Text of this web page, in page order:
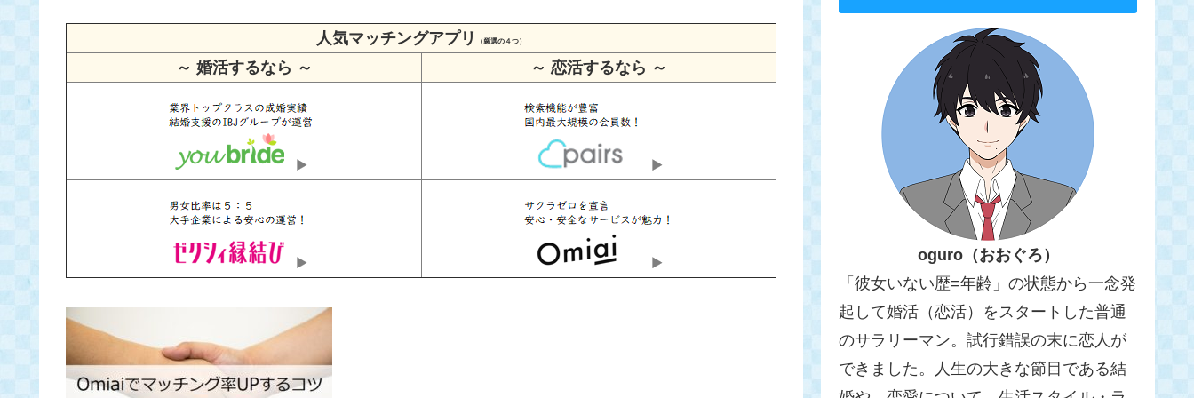
人気マッチングアプリ （厳選の４つ）
～ 婚活するなら ～ ～ 恋活するなら ～
oguro（おおぐろ）
「彼女いない歴=年齢」の状態から一念発
起して婚活（恋活）をスタートした普通
のサラリーマン。試行錯誤の末に恋人が
できました。人生の大きな節目である結